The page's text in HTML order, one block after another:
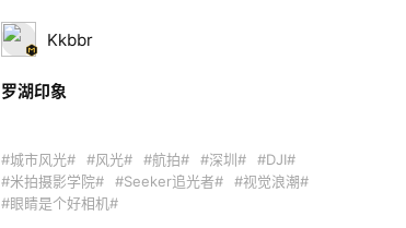
Kkbbr
罗湖印象
#城市风光# #风光# #航拍# #深圳#
#DJI#
#米拍摄影学院#
#Seeker追光者#
#视觉浪潮#
#眼睛是个好相机#